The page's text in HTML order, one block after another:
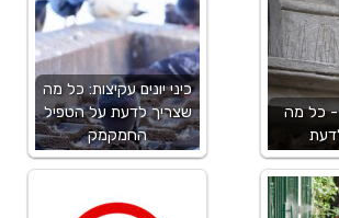
- כל מה
כיני יונים עקיצות: כל מה
שצריך לדעת על הטפיל
החמקמק